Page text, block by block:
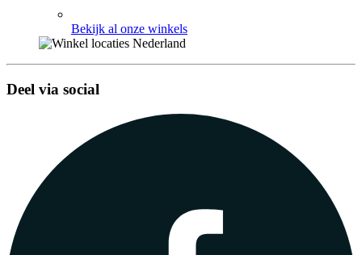
Bekijk al onze winkels
Deel via social